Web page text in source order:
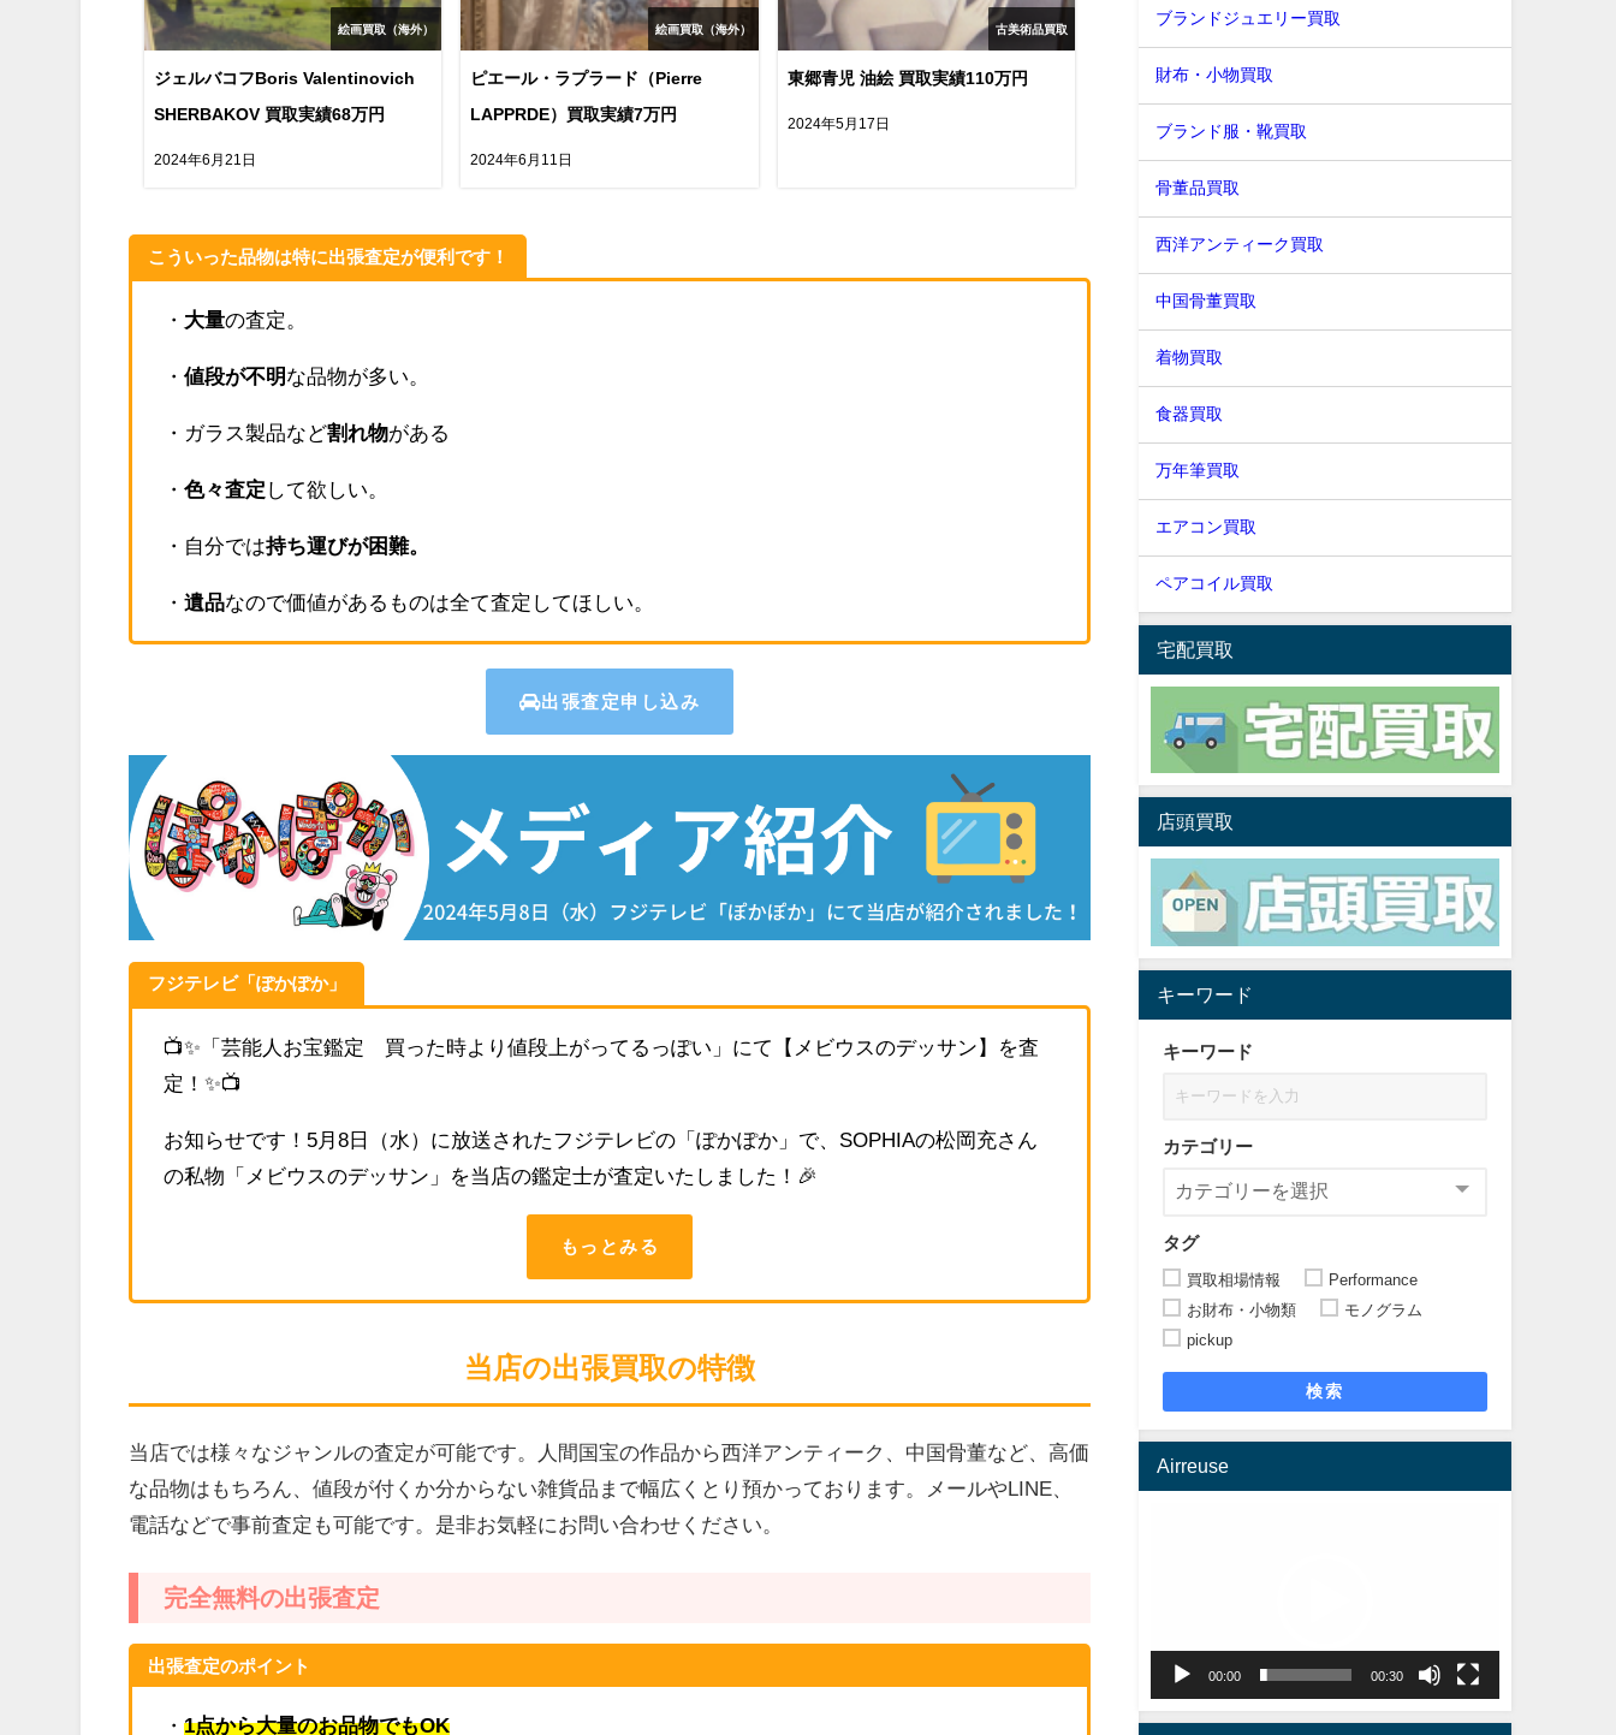
絵画買取（海外）
ジェルバコフBoris Valentinovich
SHERBAKOV 買取実績68万円
2024年6月21日
絵画買取（海外）
ピエール・ラプラード（Pierre
LAPPRDE）買取実績7万円
2024年6月11日
古美術品買取
東郷青児 油絵 買取実績110万円
2024年5月17日
こういった品物は特に出張査定が便利です！
・ 大量の査定。
・ 値段が不明な品物が多い。
・ガラス製品など割れ物がある
・ 色々査定 して欲しい。
・自分では持ち運びが困難。
・ 遺品なので価値があるものは全て査定してほしい。
出張査定申し込み
フジテレビ「ぽかぽか」
📺✨ 「芸能人お宝鑑定 買った時より値段上がってるっぽい」にて
【メビウスのデッサン】を査
定！✨📺
お知らせです！5月8日（水）に放送されたフジテレビの「ぽかぽか」で、SOPHIAの松岡充さん
の私物「メビウスのデッサン」を当店の鑑定士が査定いたしました！🎉
もっとみる
当店の出張買取の特徴
当店では様々なジャンルの査定が可能です。人間国宝の作品から西洋アンティーク、中国骨董など、高価
な品物はもちろん、値段が付くか分からない雑貨品まで幅広くとり預かっております。メールやLINE、
電話などで事前査定も可能です。是非お気軽にお問い合わせください。
完全無料の出張査定
出張査定のポイント
・ 1点から大量のお品物でもOK
ブランドジュエリー買取
財布・小物買取
ブランド服・靴買取
骨董品買取
西洋アンティーク買取
中国骨董買取
着物買取
食器買取
万年筆買取
エアコン買取
ペアコイル買取
宅配買取
店頭買取
キーワード
キーワード
カテゴリー
タグ
買取相場情報
Performance
お財布・小物類
モノグラム
pickup
検索
Airreuse
ー
00:00 00:30